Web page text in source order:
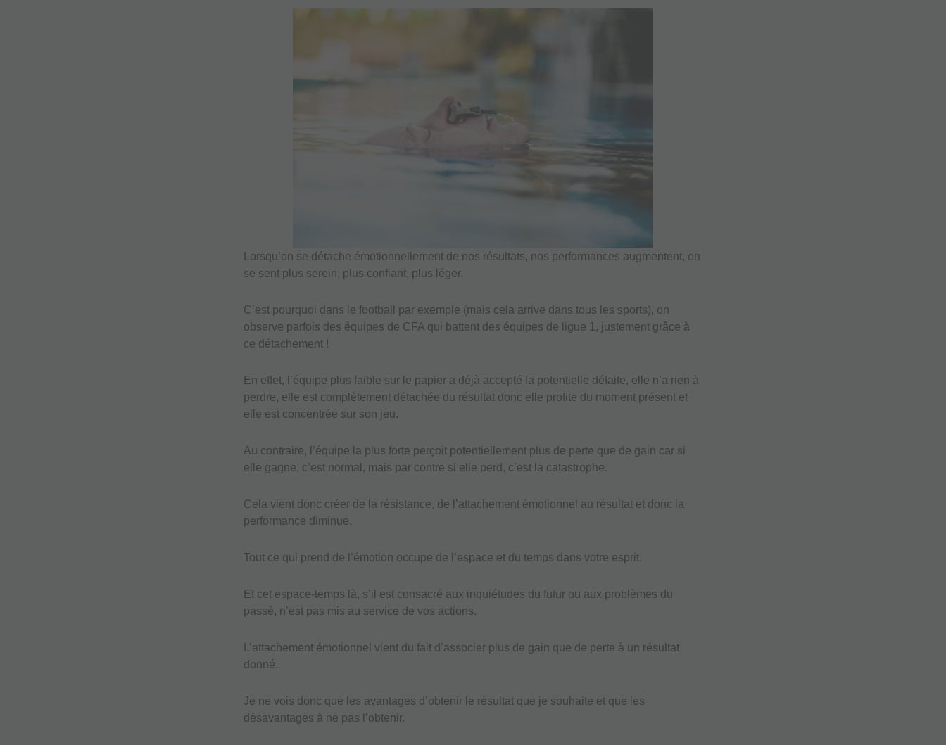
Lorsqu’on se détache émotionnellement de nos résultats, nos performances augmentent, on
se sent plus serein, plus confiant, plus léger.
C’est pourquoi dans le football par exemple (mais cela arrive dans tous les sports), on
observe parfois des équipes de CFA qui battent des équipes de ligue 1, justement grâce à
ce détachement !
En effet, l’équipe plus faible sur le papier a déjà accepté la potentielle défaite, elle n’a rien à
perdre, elle est complètement détachée du résultat donc elle profite du moment présent et
elle est concentrée sur son jeu.
Au contraire, l’équipe la plus forte perçoit potentiellement plus de perte que de gain car si
elle gagne, c’est normal, mais par contre si elle perd, c’est la catastrophe.
Cela vient donc créer de la résistance, de l’attachement émotionnel au résultat et donc la
performance diminue.
Tout ce qui prend de l’émotion occupe de l’espace et du temps dans votre esprit.
Et cet espace-temps là, s’il est consacré aux inquiétudes du futur ou aux problèmes du
passé, n’est pas mis au service de vos actions.
L’attachement émotionnel vient du fait d’associer plus de gain que de perte à un résultat
donné.
Je ne vois donc que les avantages d’obtenir le résultat que je souhaite et que les
désavantages à ne pas l’obtenir.